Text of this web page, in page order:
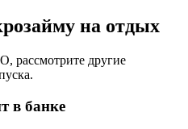
на отдых
рассмотрите другие
в банке